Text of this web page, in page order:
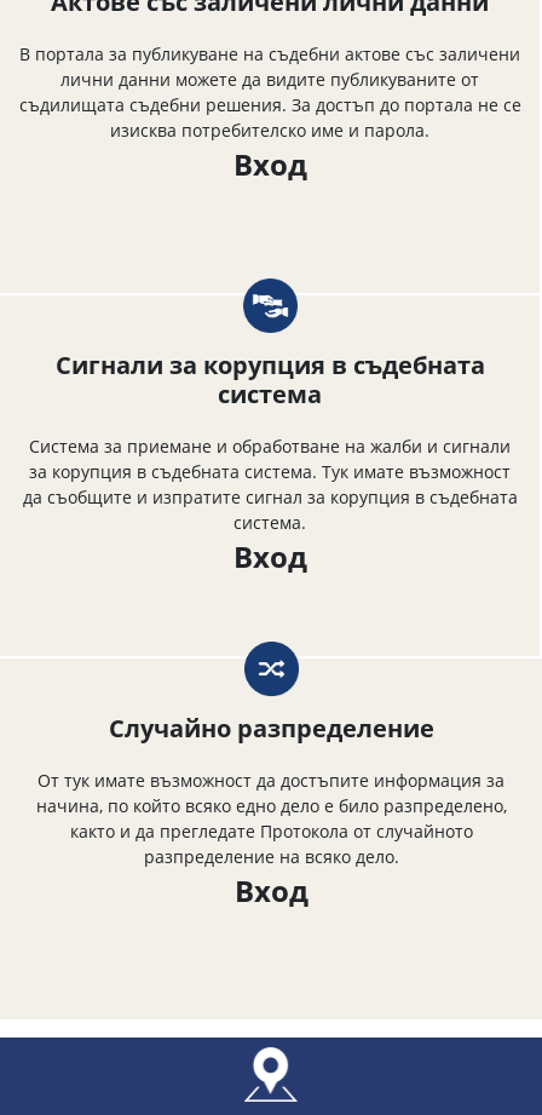
В портала за публикуване на съдебни актове със заличени
лични данни можете да видите публикуваните от
съдилищата съдебни решения. За достъп до портала не се
изисква потребителско име и парола.
Вход
Сигнали за корупция в съдебната
система
Система за приемане и обработване на жалби и сигнали
за корупция в съдебната система. Тук имате възможност
да съобщите и изпратите сигнал за корупция в съдебната
система.
Вход
Случайно разпределение
От тук имате възможност да достъпите информация за
начина, по който всяко едно дело е било разпределено,
както и да прегледате Протокола от случайното
разпределение на всяко дело.
Вход